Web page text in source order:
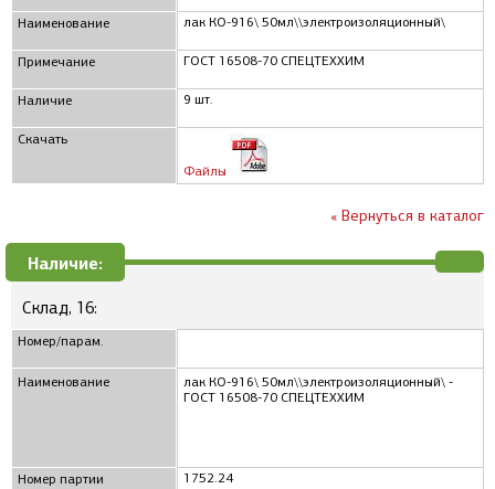
Наименование
Примечание
Наличие
Скачать
лак КО-916\ 50мл\\электроизоляционный\
ГОСТ 16508-70 СПЕЦТЕХХИМ
9 шт.
Файлы
« Вернуться в каталог
Наличие:
Склад, 16:
Номер/парам.
Наименование
Номер партии
лак КО-916\ 50мл\\электроизоляционный\ -
ГОСТ 16508-70 СПЕЦТЕХХИМ
1752.24